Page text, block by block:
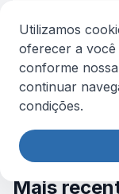
Utilizamos
oferecer a você
conforme nossa
continuar
condições.
Piracicaba/SP,
Mais